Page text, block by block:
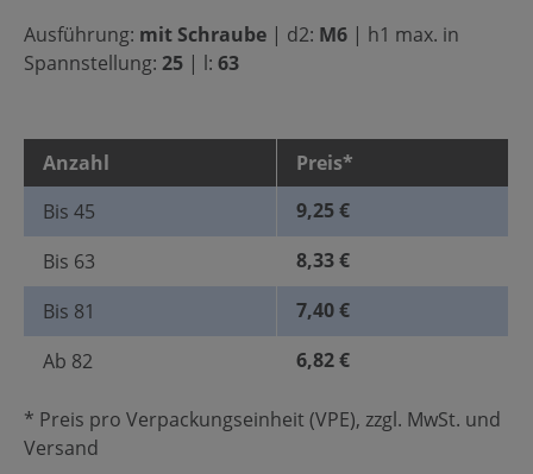
Ausführung: mit Schraube | d2: M6 | h1 max. in
Spannstellung: 25 | l: 63
Anzahl
Preis*
Bis 45
9,25 €
Bis 63
8,33 €
Bis 81
7,40 €
Ab 82 6,82 €
* Preis pro Verpackungseinheit (VPE), zzgl. MwSt. und
Versand